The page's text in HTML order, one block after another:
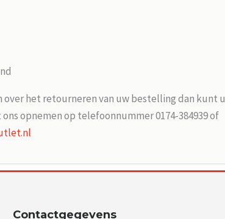
over het retourneren van uw bestelling dan kunt u
opnemen op telefoonnummer 0174-384939 of
Contactgegevens